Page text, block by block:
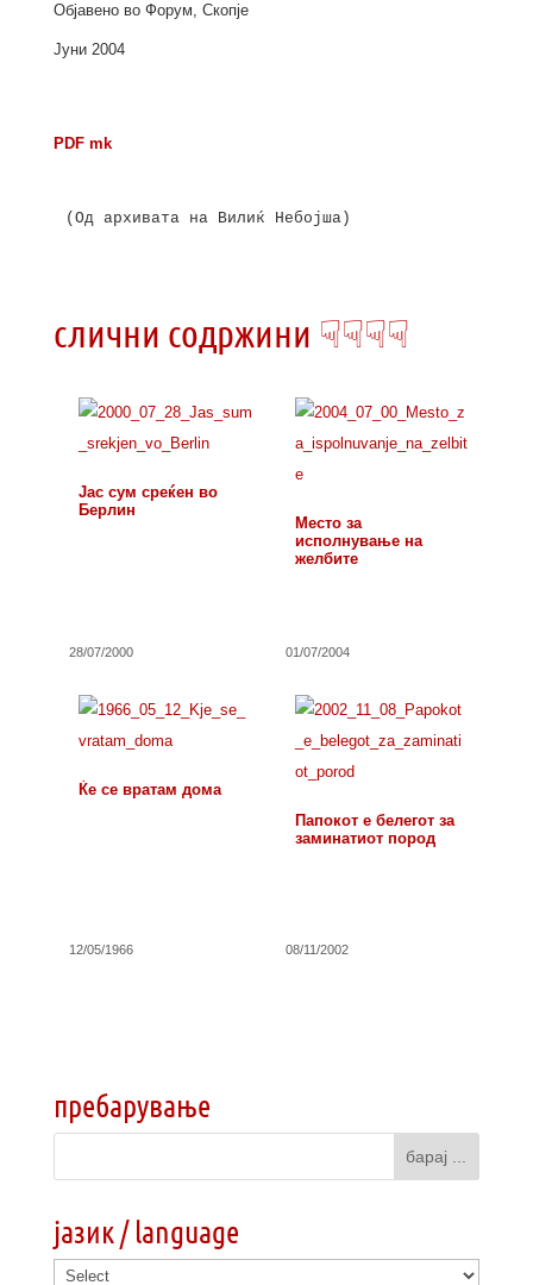
Објавено во Форум, Скопје
Јуни 2004
PDF mk
(Од архивата на Вилиќ Небојша)
слични содржини ☟☟☟☟
Јас сум среќен во
Берлин
28/07/2000
Место за
исполнување на
желбите
01/07/2004
Ќе се вратам дома
12/05/1966
Папокот е белегот за
заминатиот пород
08/11/2002
пребарување
јазик / language